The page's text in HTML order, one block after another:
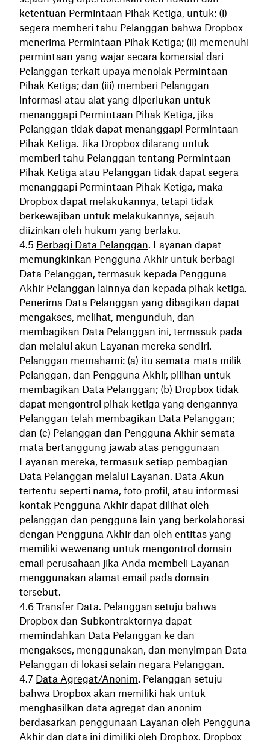
ketentuan Permintaan Pihak Ketiga, untuk: (i)
segera memberi tahu Pelanggan bahwa Dropbox
menerima Permintaan Pihak Ketiga; (ii) memenuhi
permintaan yang wajar secara komersial dari
Pelanggan terkait upaya menolak Permintaan
Pihak Ketiga; dan (iii) memberi Pelanggan
informasi atau alat yang diperlukan untuk
menanggapi Permintaan Pihak Ketiga, jika
Pelanggan tidak dapat menanggapi Permintaan
Pihak Ketiga. Jika Dropbox dilarang untuk
memberi tahu Pelanggan tentang Permintaan
Pihak Ketiga atau Pelanggan tidak dapat segera
menanggapi Permintaan Pihak Ketiga, maka
Dropbox dapat melakukannya, tetapi tidak
berkewajiban untuk melakukannya, sejauh
diizinkan oleh hukum yang berlaku.
Berbagi Data Pelanggan. Layanan dapat
memungkinkan Pengguna Akhir untuk berbagi
Data Pelanggan, termasuk kepada Pengguna
Akhir Pelanggan lainnya dan kepada pihak ketiga.
Penerima Data Pelanggan yang dibagikan dapat
mengakses, melihat, mengunduh, dan
membagikan Data Pelanggan ini, termasuk pada
dan melalui akun Layanan mereka sendiri.
Pelanggan memahami: (a) itu semata-mata milik
Pelanggan, dan Pengguna Akhir, pilihan untuk
membagikan Data Pelanggan; (b) Dropbox tidak
dapat mengontrol pihak ketiga yang dengannya
Pelanggan telah membagikan Data Pelanggan;
dan (c) Pelanggan dan Pengguna Akhir semata-
mata bertanggung jawab atas penggunaan
Layanan mereka, termasuk setiap pembagian
Data Pelanggan melalui Layanan. Data Akun
tertentu seperti nama, foto profil, atau informasi
kontak Pengguna Akhir dapat dilihat oleh
pelanggan dan pengguna lain yang berkolaborasi
dengan Pengguna Akhir dan oleh entitas yang
memiliki wewenang untuk mengontrol domain
email perusahaan jika Anda membeli Layanan
menggunakan alamat email pada domain
tersebut.
Transfer Data. Pelanggan setuju bahwa
Dropbox dan Subkontraktornya dapat
memindahkan Data Pelanggan ke dan
mengakses, menggunakan, dan menyimpan Data
Pelanggan di lokasi selain negara Pelanggan.
Data Agregat/Anonim. Pelanggan setuju
bahwa Dropbox akan memiliki hak untuk
menghasilkan data agregat dan anonim
berdasarkan penggunaan Layanan oleh Pengguna
Akhir dan data ini dimiliki oleh Dropbox. Dropbox